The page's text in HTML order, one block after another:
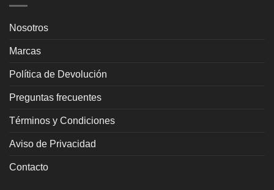
Nosotros
Marcas
Política de Devolución
Preguntas frecuentes
Términos y Condiciones
Aviso de Privacidad
Contacto